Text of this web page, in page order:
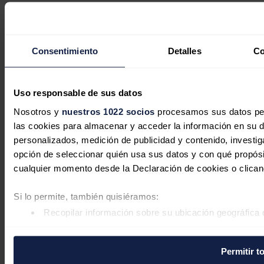
Consentimiento Detalles
Uso responsable de sus datos
Nosotros y nuestros 1022 socios procesamos sus datos
las cookies para almacenar y acceder la información en su
personalizados, medición de publicidad y contenido,
opción de seleccionar quién usa sus datos y con qué
cualquier momento desde la Declaración de cookies o
Si lo permite, también quisiéramos:
Recopilar información sobre su ubicación
Obtenga más información sobre cómo se procesan sus
Permitir
Tech
Eficiencia
Digitalización
Más secciones
La Noche de la Energía
10 claves del sector energético
Foros
Foro de Almacenamiento
Foro de Autoconsumo
Foro de Movilidad Sostenible
Foro de Transición Energética
Foro Industrial
Foro Andaluz de Energía
Foro Catalán de Energía
Foro Gallego de Energía
I Debate Energético en España